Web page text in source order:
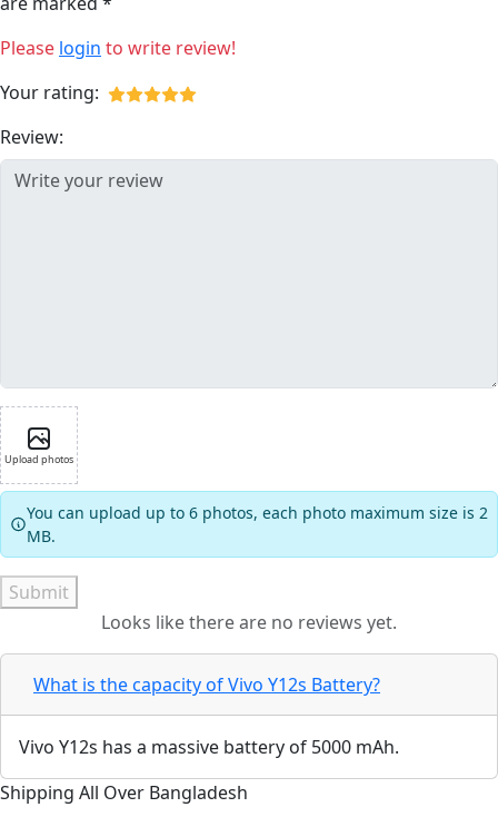
Please login to write review!
Your rating:
Review:
Upload photos
You can upload up to 6 photos, each photo maximum size is 2
MB.
Submit
Looks like there are no reviews yet.
What is the capacity of Vivo Y12s Battery?
Vivo Y12s has a massive battery of 5000 mAh.
Shipping All Over Bangladesh